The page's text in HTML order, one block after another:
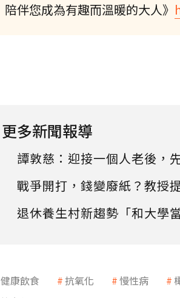
陪伴您成為有趣而溫暖的大人》
更多新聞報導
譚敦慈：迎接一個人老後，
戰爭開打，錢變廢紙？教授
退休養生村新趨勢「和大學
健康飲食 抗氧化 慢性病